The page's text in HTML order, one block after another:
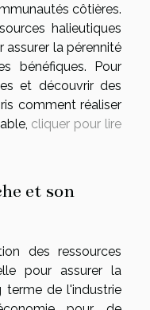
côtières.
halieutiques
assurer la pérennité
bénéfiques. Pour
et découvrir des
comment réaliser
cliquer pour lire
et son
des ressources
pour assurer la
de l'industrie